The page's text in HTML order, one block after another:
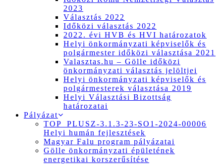
2023
Választás 2022
Időközi választás 2022
2022. évi HVB és HVI határozatok
Helyi önkormányzati képviselők és
polgármester időközi választása 2021
Valasztas.hu – Gölle időközi
önkormányzati választás jelöltjei
Helyi önkormányzati képviselők és
polgármesterek választása 2019
Helyi Választási Bizottság
határozatai
Pályázat
TOP_PLUSZ-3.1.3-23-SO1-2024-00006
Helyi humán fejlesztések
Magyar Falu program pályázatai
Gölle önkormányzati épületének
energetikai korszerűsítése